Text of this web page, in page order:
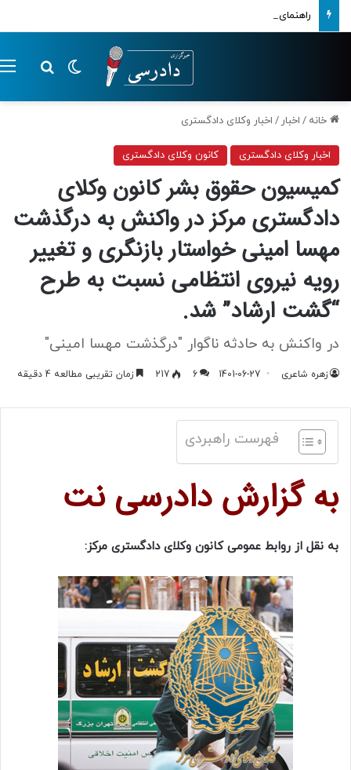
راهنمای ساده ثبت اسناد قولنامه‌ای در سامانه کاتب (ساغر)
تغییر پوسته
خانه / اخبار / اخبار وکلای دادگستری
اخبار وکلای دادگستری کانون وکلای دادگستری
کمیسیون حقوق بشر کانون وکلای
دادگستری مرکز در واکنش به درگذشت
مهسا امینی خواستار بازنگری و تغییر
رویه نیروی انتظامی نسبت به طرح
“گشت‌ ارشاد” شد.
در واکنش به حادثه ناگوار "درگذشت مهسا امینی"
زهره شاعری 1401-06-27
6
217 زمان تقریبی مطالعه 4 دقیقه
فهرست راهبردی
به گزارش دادرسی نت
به نقل از روابط عمومی کانون وکلای دادگستری مرکز: